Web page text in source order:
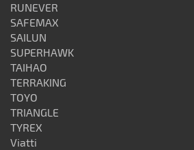
RUNEVER
SAFEMAX
SAILUN
SUPERHAWK
TAIHAO
TERRAKING
TOYO
TRIANGLE
TYREX
Viatti